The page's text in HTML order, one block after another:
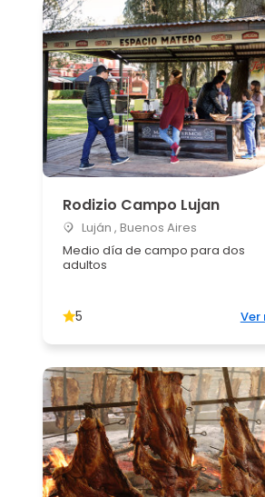
Rodizio Campo Lujan
Luján , Buenos Aires
Medio día de campo para dos
adultos
5 Ver